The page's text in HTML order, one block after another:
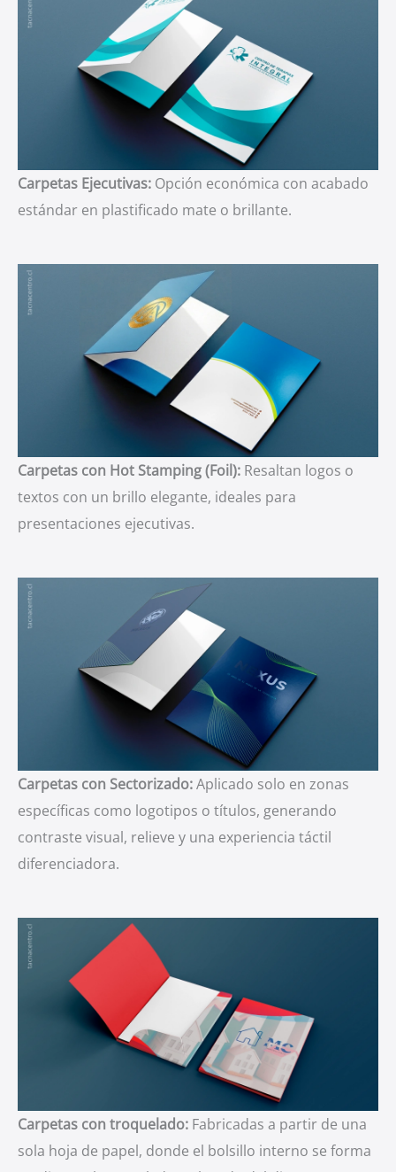
Carpetas Ejecutivas: Opción económica con acabado
estándar en plastificado mate o brillante.
Carpetas con Hot Stamping (Foil): Resaltan logos o
textos con un brillo elegante, ideales para
presentaciones ejecutivas.
Carpetas con Sectorizado:Aplicado solo en zonas
específicas como logotipos o títulos, generando
contraste visual, relieve y una experiencia táctil
diferenciadora.
Carpetas con troquelado: Fabricadas a partir de una
sola hoja de papel, donde el bolsillo interno se forma